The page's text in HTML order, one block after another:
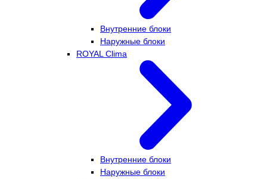
Внутренние блоки
Наружные блоки
ROYAL Clima
Внутренние блоки
Наружные блоки